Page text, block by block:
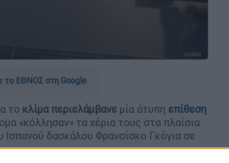
το ΕΘΝΟΣ στη Google
το κλίμα περιελάμβανε μία άτυπη επίθεση
«κόλλησαν» τα χέρια τους στα πλαίσια
δασκάλου Φρανσίσκο Γκόγια σε